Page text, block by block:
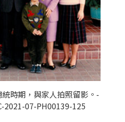
時期，與家人拍照留影。-
2021-07-PH00139-125